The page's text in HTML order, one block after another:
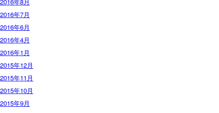
2016年7月
2016年6月
2016年4月
2016年1月
2015年12月
2015年11月
2015年10月
2015年9月